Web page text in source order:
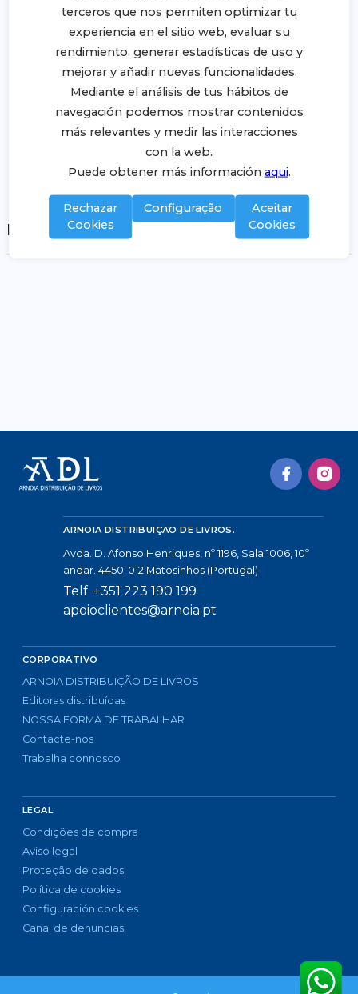
terceros que nos permiten optimizar tu
experiencia en el sitio web, evaluar su
rendimiento, generar estadísticas de uso y
mejorar y añadir nuevas funcionalidades.
Mediante el análisis de tus hábitos de
navegación podemos mostrar contenidos
más relevantes y medir las interacciones
con la web.
Puede obtener más información aqui.
Rechazar
Cookies
Configuração
Aceitar
Cookies
GRAMAGEM
FORMATO
FABRICANTE
Envelopes e sacos
Enviar a um/a amigo/a Imprimir
Datos de Fabricante
ARNOIA DISTRIBUIÇAO DE LIVROS.
Avda. D. Afonso Henriques, nº 1196, Sala 1006, 10º
andar. 4450-012 Matosinhos (Portugal)
Telf: +351 223 190 199
apoioclientes@arnoia.pt
CORPORATIVO
ARNOIA DISTRIBUIÇÃO DE LIVROS
Editoras distribuídas
NOSSA FORMA DE TRABALHAR
Contacte-nos
Trabalha connosco
LEGAL
Condições de compra
Aviso legal
Proteção de dados
Política de cookies
Configuración cookies
Canal de denuncias